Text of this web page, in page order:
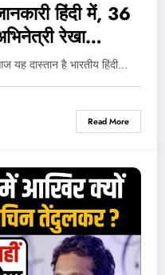
हिंदी में, 36
रेखा
यह दास्तान है भारतीय हिंदी…
Read More